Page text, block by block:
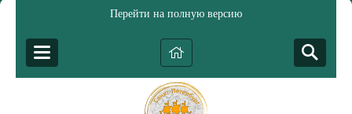
Перейти на полную версию